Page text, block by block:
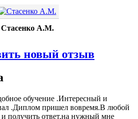
Стасенко А.М.
новый отзыв
обучение .Интересный и
.Диплом пришел вовремя.В любой
получить ответ,на нужный мне